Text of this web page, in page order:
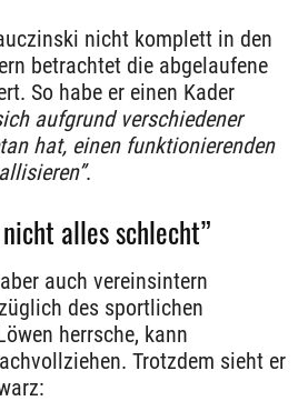
nicht komplett in den
betrachtet die abgelaufene
So habe er einen Kader
aufgrund verschiedener
hat, einen funktionierenden
.
alles schlecht”
auch vereinsintern
des sportlichen
herrsche, kann
Trotzdem sieht er